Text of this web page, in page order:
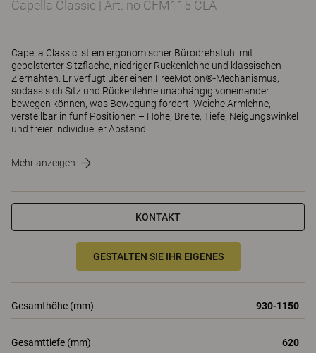
Capella Classic | Art. no CFM115 CLA
Capella Classic ist ein ergonomischer Bürodrehstuhl mit
gepolsterter Sitzfläche, niedriger Rückenlehne und klassischen
Ziernähten. Er verfügt über einen FreeMotion®-Mechanismus,
sodass sich Sitz und Rückenlehne unabhängig voneinander
bewegen können, was Bewegung fördert. Weiche Armlehne,
verstellbar in fünf Positionen – Höhe, Breite, Tiefe, Neigungswinkel
und freier individueller Abstand.
Mehr anzeigen
KONTAKT
GESTALTEN SIE IHR EIGENES
Gesamthöhe (mm) 930-1150
Gesamttiefe (mm) 620